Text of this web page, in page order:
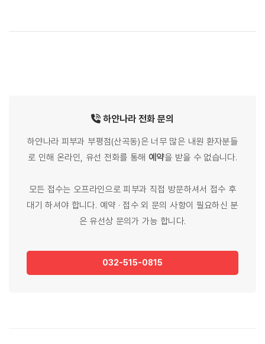
하얀나라 전화 문의
하얀나라 피부과 부평점(산곡동)은 너무 많은 내원 환자분들
로 인해 온라인, 유선 전화를 통해 예약을 받을 수 없습니다.
모든 접수는 오프라인으로 피부과 직접 방문하셔서 접수 후
대기 하셔야 합니다. 예약 · 접수 외 문의 사항이 필요하신 분
은 유선상 문의가 가능 합니다.
032-515-0815